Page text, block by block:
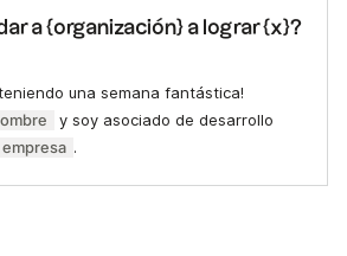
a {organización} a lograr {x}?
una semana fantástica!
y soy asociado de desarrollo
empresa .